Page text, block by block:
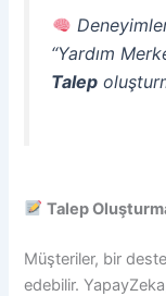
“Yardım
Talep
Talep
Müşteriler, bir
edebilir.